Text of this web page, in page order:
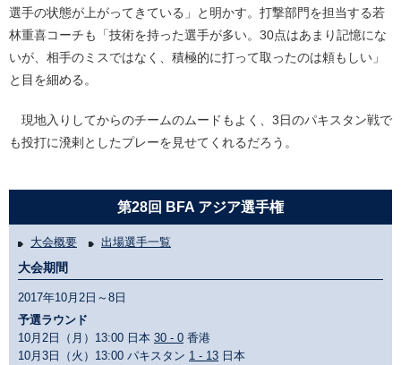
選手の状態が上がってきている」と明かす。打撃部門を担当する若
林重喜コーチも「技術を持った選手が多い。30点はあまり記憶にな
いが、相手のミスではなく、積極的に打って取ったのは頼もしい」
と目を細める。
現地入りしてからのチームのムードもよく、3日のパキスタン戦で
も投打に溌剌としたプレーを見せてくれるだろう。
第28回 BFA アジア選手権
大会概要 出場選手一覧
大会期間
2017年10月2日～8日
予選ラウンド
10月2日（月）13:00 日本 30 - 0 香港
10月3日（火）13:00 パキスタン 1 - 13 日本